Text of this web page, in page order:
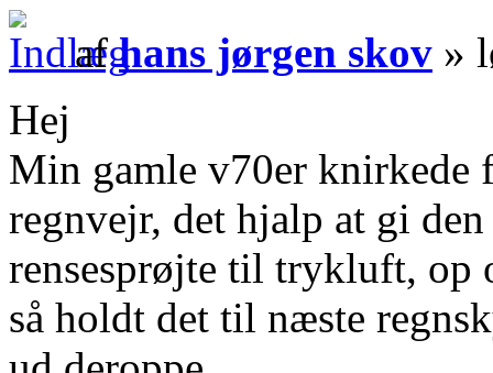
afhans jørgen skov »
Hej
Min gamle v70er knirkede
regnvejr, det hjalp at gi
rensesprøjte til trykluft, op
så holdt det til næste